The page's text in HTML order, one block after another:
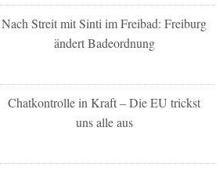
Nach Streit mit Sinti im Freibad: Freiburg
ändert Badeordnung
Chatkontrolle in Kraft – Die EU trickst
uns alle aus